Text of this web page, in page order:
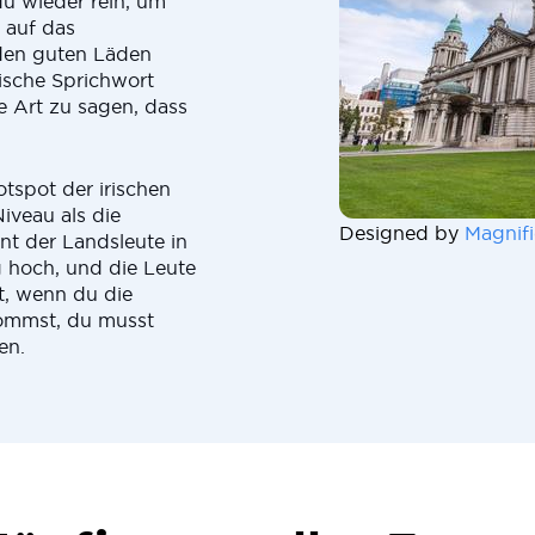
auf das
guten Läden
Sprichwort
Art zu sagen, dass
der irischen
als die
der Landsleute in
hoch, und die Leute
wenn du die
du musst
Designed by